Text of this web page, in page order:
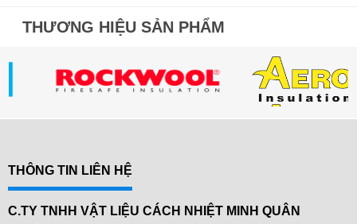
THƯƠNG HIỆU SẢN PHẨM
THÔNG TIN LIÊN HỆ
C.TY TNHH VẬT LIỆU CÁCH NHIỆT MINH QUÂN